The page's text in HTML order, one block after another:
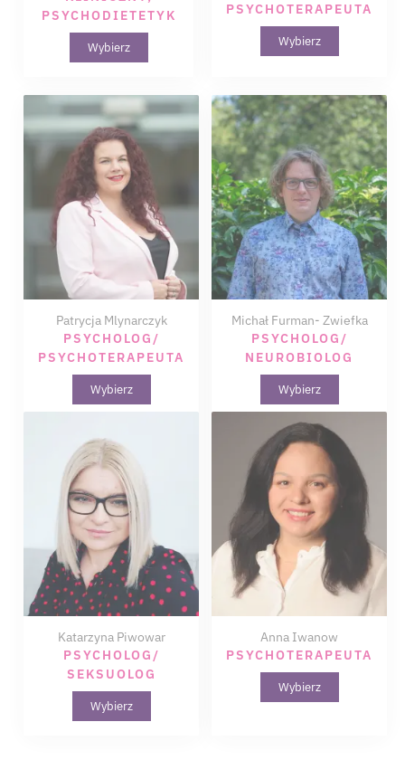
PSYCHODIETETYK
Wybierz
PSYCHOTERAPEUTA
Wybierz
Patrycja Mlynarczyk
PSYCHOLOG/
PSYCHOTERAPEUTA
Wybierz
Katarzyna Piwowar
PSYCHOLOG/
SEKSUOLOG
Wybierz
Michał Furman- Zwiefka
PSYCHOLOG/
NEUROBIOLOG
Wybierz
Anna Iwanow
PSYCHOTERAPEUTA
Wybierz